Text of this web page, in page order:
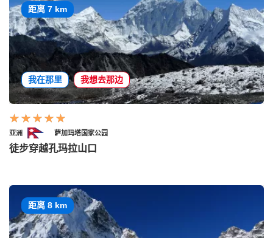
距离 7 km
我在那里 我想去那边
亚洲 萨加玛塔国家公园
徒步穿越孔玛拉山口
距离 8 km